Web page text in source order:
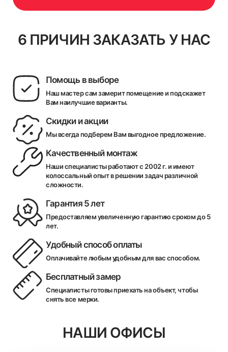
6 ПРИЧИН ЗАКАЗАТЬ У НАС
Помощь в выборе
Наш мастер сам замерит помещение и подскажет
Вам наилучшие варианты.
Скидки и акции
Мы всегда подберем Вам выгодное предложение.
Качественный монтаж
Наши специалисты работают с 2002 г. и имеют
колоссальный опыт в решении задач различной
сложности.
Гарантия 5 лет
Предоставляем увеличенную гарантию сроком до 5
лет.
Удобный способ оплаты
Оплачивайте любым удобным для вас способом.
Бесплатный замер
Специалисты готовы приехать на объект, чтобы
снять все мерки.
НАШИ ОФИСЫ